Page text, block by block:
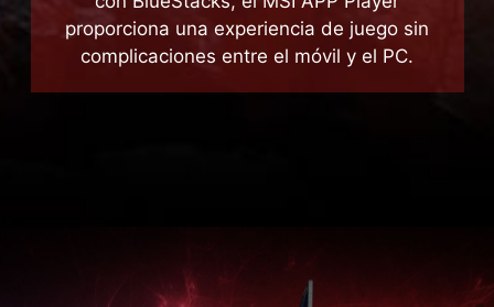
Desarrollado bajo una asociación exclusiva
con BlueStacks, el MSI APP Player